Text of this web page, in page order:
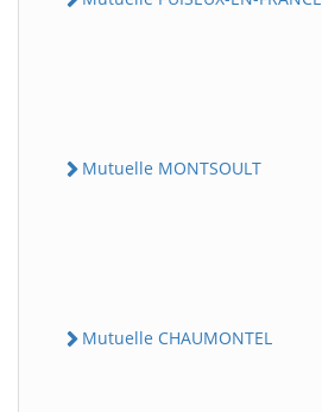
Mutuelle MONTSOULT
Mutuelle CHAUMONTEL